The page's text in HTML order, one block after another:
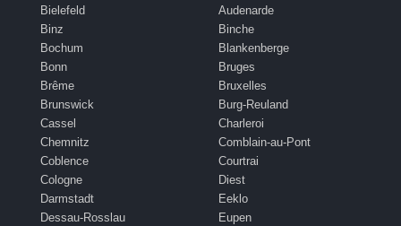
Bielefeld
Binz
Bochum
Bonn
Brême
Brunswick
Cassel
Chemnitz
Coblence
Cologne
Darmstadt
Dessau-Rosslau
Audenarde
Binche
Blankenberge
Bruges
Bruxelles
Burg-Reuland
Charleroi
Comblain-au-Pont
Courtrai
Diest
Eeklo
Eupen